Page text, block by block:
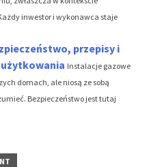
inwestor i wykonawca staje
przepisy i
Instalacje gazowe
domach, ale niosą ze sobą
Bezpieczeństwo jest tutaj